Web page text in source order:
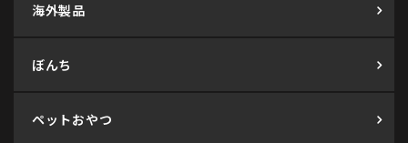
海外製品
ぼんち
ペットおやつ